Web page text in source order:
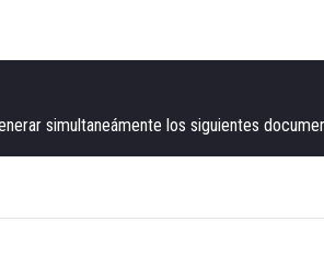
simultaneámente los siguientes